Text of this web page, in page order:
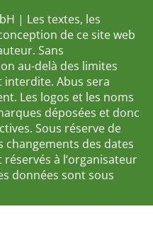
| Les textes, les
de ce site web
Sans
au-delà des limites
Abus sera
Les logos et les noms
déposées et donc
Sous réserve de
changements des dates
à l’organisateur
données sont sous